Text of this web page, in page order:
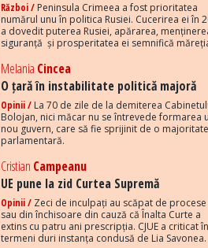
Război / Peninsula Crimeea a fost prioritatea
numărul unu în politica Rusiei. Cucerirea ei în
a dovedit puterea Rusiei, apărarea,
siguranță și prosperitatea ei semnifică
Melania Cincea
O țară în instabilitate politică majoră
Opinii / La 70 de zile de la demiterea
Bolojan, nici măcar nu se întrevede formarea
nou guvern, care să fie sprijinit de o majoritate
parlamentară.
Cristian Campeanu
UE pune la zid Curtea Supremă
Opinii / Zeci de inculpați au scăpat de procese
sau din închisoare din cauză că Înalta Curte a
extins cu patru ani prescripția. CJUE a criticat în
termeni duri instanța condusă de Lia Savonea.